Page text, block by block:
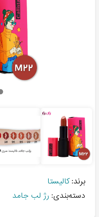
برند: کالیستا
دسته‌بندی: رژ لب جامد